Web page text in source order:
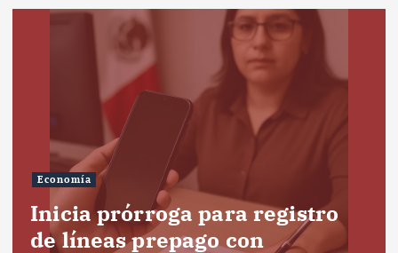
Economía
Inicia prórroga para registro
de líneas prepago con